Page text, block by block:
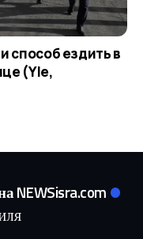
способ ездить в
(Yle,
NEWSisra.com